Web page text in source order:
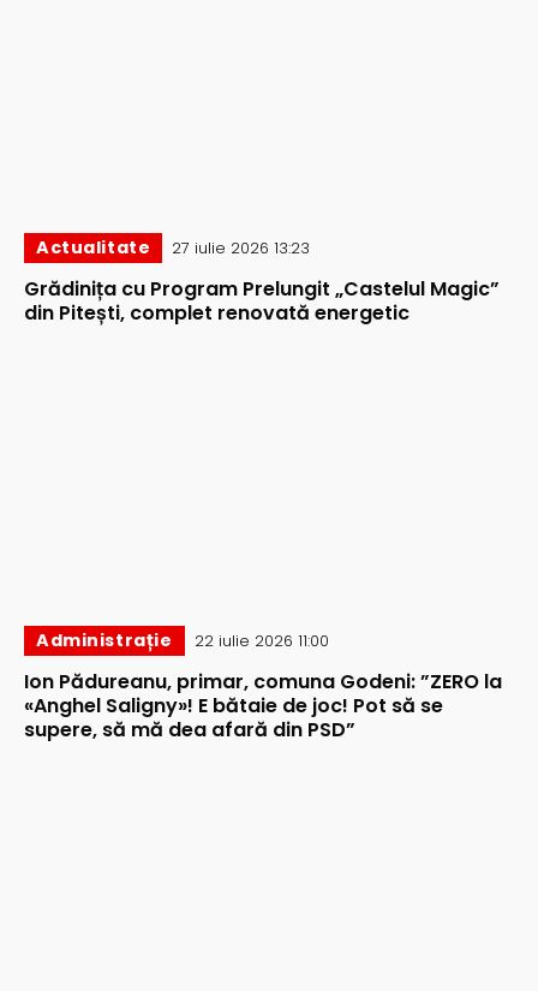
Actualitate 27 iulie 2026 13:23
Grădinița cu Program Prelungit „Castelul Magic”
din Pitești, complet renovată energetic
Administrație 22 iulie 2026 11:00
Ion Pădureanu, primar, comuna Godeni: ”ZERO la
«Anghel Saligny»! E bătaie de joc! Pot să se
supere, să mă dea afară din PSD”